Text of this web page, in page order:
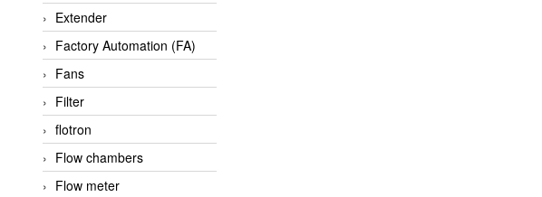
Appleton
AQ Matic
Aqualabo Vietnam
Aquametro
ARCA Regler
Arcos Hydraulik
Ardetem-Sfere-Vietnam
Extender
Factory Automation (FA)
Fans
Filter
flotron
Flow chambers
Flow meter